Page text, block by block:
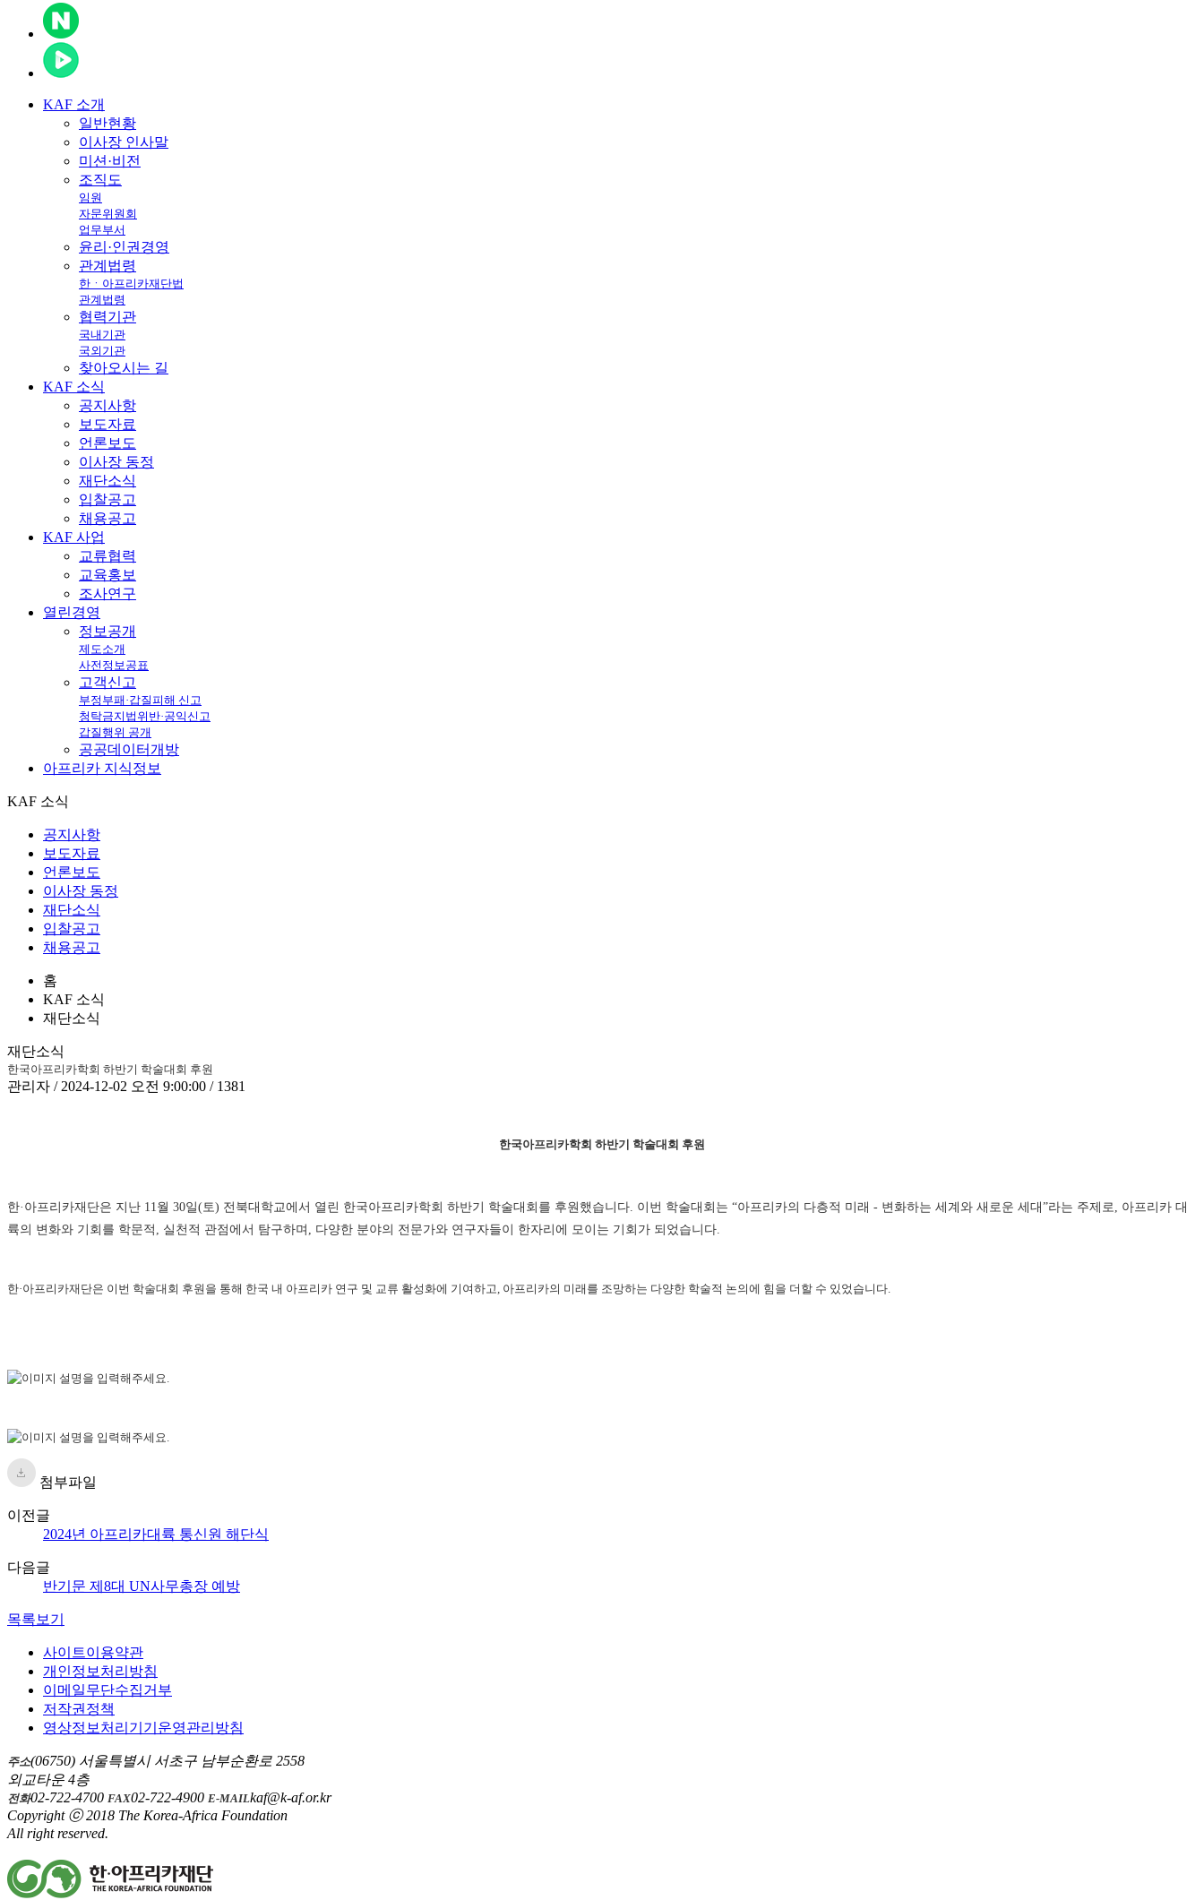
KAF 소개
일반현황
이사장 인사말
미션·비전
조직도
임원
자문위원회
업무부서
윤리·인권경영
관계법령
한ㆍ아프리카재단법
관계법령
협력기관
국내기관
국외기관
찾아오시는 길
KAF 소식
공지사항
보도자료
언론보도
이사장 동정
재단소식
입찰공고
채용공고
KAF 사업
교류협력
교육홍보
조사연구
열린경영
정보공개
제도소개
사전정보공표
고객신고
부정부패·갑질피해 신고
청탁금지법위반·공익신고
갑질행위 공개
공공데이터개방
아프리카 지식정보
KAF 소식
공지사항
보도자료
언론보도
이사장 동정
재단소식
입찰공고
채용공고
홈
KAF 소식
재단소식
재단소식
한국아프리카학회 하반기 학술대회 후원
관리자 / 2024-12-02 오전 9:00:00 / 1381
한국아프리카학회 하반기 학술대회 후원
한·아프리카재단은 지난 11월 30일(토) 전북대학교에서 열린 한국아프리카학회 하반기 학술대회를 후원했습니다. 이번 학술대회는 “아프리카의 다층적 미래 - 변화하는 세계와 새로운 세대”라는 주제로, 아프리카 대
륙의 변화와 기회를 학문적, 실천적 관점에서 탐구하며, 다양한 분야의 전문가와 연구자들이 한자리에 모이는 기회가 되었습니다.
한·아프리카재단은 이번 학술대회 후원을 통해 한국 내 아프리카 연구 및 교류 활성화에 기여하고, 아프리카의 미래를 조망하는 다양한 학술적 논의에 힘을 더할 수 있었습니다.
첨부파일
이전글
2024년 아프리카대륙 통신원 해단식
다음글
반기문 제8대 UN사무총장 예방
목록보기
사이트이용약관
개인정보처리방침
이메일무단수집거부
저작권정책
영상정보처리기기운영관리방침
주소(06750) 서울특별시 서초구 남부순환로 2558
외교타운 4층
전화02-722-4700 FAX02-722-4900 E-MAILkaf@k-af.or.kr
Copyright ⓒ 2018 The Korea-Africa Foundation
All right reserved.